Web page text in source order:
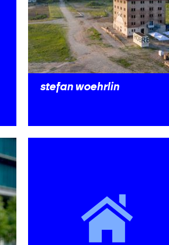
stefan woehrlin